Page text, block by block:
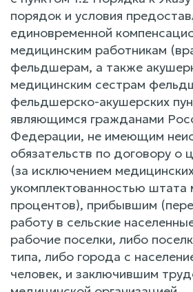
порядок и условия
единовременной
медицинским работникам
фельдшерам, а также
медицинским сестрам
фельдшерско-акушерских
являющимся гражданами
Федерации, не имеющим
обязательств по договору о
(за исключением
укомплектованностью штата
процентов), прибывшим
работу в сельские
рабочие поселки, либо
типа, либо города с
человек, и заключившим